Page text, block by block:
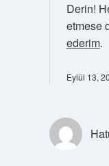
Derin!
etmese
ederim.
Eylül 13,